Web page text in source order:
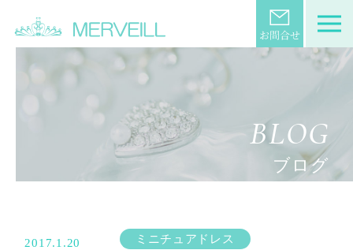
BLOG
ブログ
2017.1.20 ミニチュアドレス